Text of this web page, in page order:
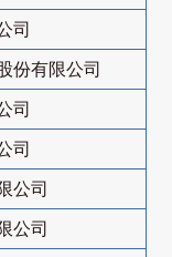
司
份有限公司
司
司
公司
公司